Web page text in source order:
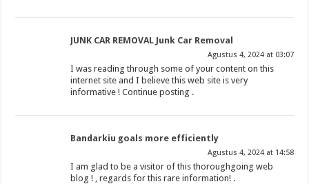
JUNK CAR REMOVAL Junk Car Removal
Agustus 4, 2024 at 03:07
I was reading through some of your content on this
internet site and I believe this web site is very
informative ! Continue posting .
Bandarkiu goals more efficiently
Agustus 4, 2024 at 14:58
I am glad to be a visitor of this thoroughgoing web
blog ! , regards for this rare information! .